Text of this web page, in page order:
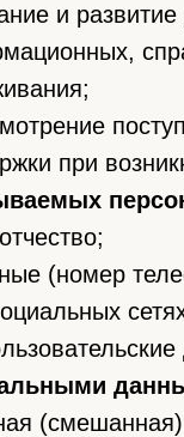
и развитие
при
(номер